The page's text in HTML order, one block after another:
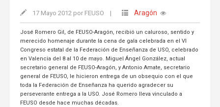
17 Mayo 2012 por FEUSO | Aragón
José Romero Gil, de FEUSO-Aragón, recibió un caluroso, sentido y
merecido homenaje durante la cena de gala celebrada en el VI
Congreso estatal de la Federación de Enseñanza de USO, celebrado
en Valencia del 8 al 10 de mayo. Miguel Ángel González, actual
secretario general de FEUSO-Aragón, y Antonio Amate, secretario
general de FEUSO, le hicieron entrega de un obsequio con el que
toda la Federación de Enseñanza ha querido agradecer su
perseverante entrega a la USO. José Romero lleva vinculado a
FEUSO desde hace muchas décadas.